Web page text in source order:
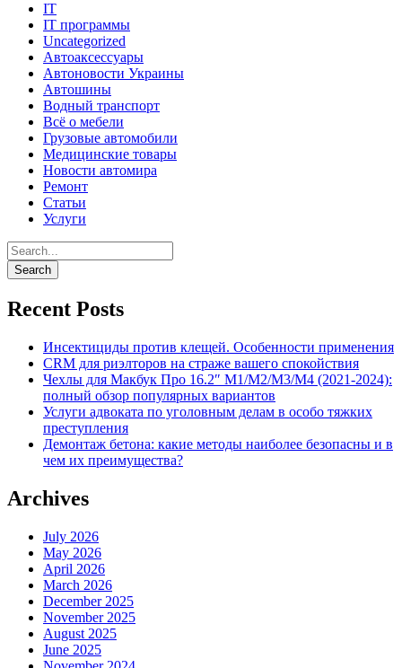
IT
IT программы
Uncategorized
Автоаксессуары
Автоновости Украины
Автошины
Водный транспорт
Всё о мебели
Грузовые автомобили
Медицинские товары
Новости автомира
Ремонт
Статьи
Услуги
Recent Posts
Инсектициды против клещей. Особенности применения
CRM для риэлторов на страже вашего спокойствия
Чехлы для Макбук Про 16.2″ M1/M2/M3/M4 (2021-2024):
полный обзор популярных вариантов
Услуги адвоката по уголовным делам в особо тяжких
преступления
Демонтаж бетона: какие методы наиболее безопасны и в
чем их преимущества?
Archives
July 2026
May 2026
April 2026
March 2026
December 2025
November 2025
August 2025
June 2025